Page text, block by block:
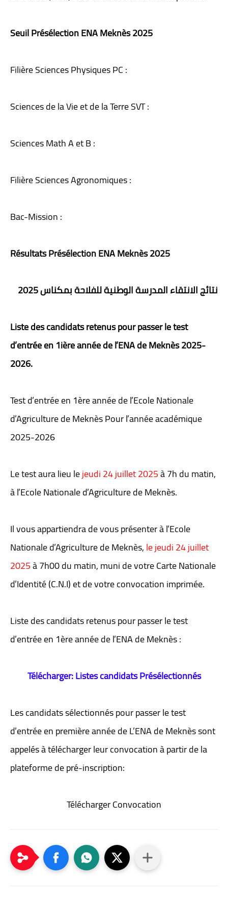
SeuilPrésélectionENA Meknès2025
Filière Sciences Physiques PC :
Sciences de la Vie et de la Terre SVT :
Sciences Math A et B :
Filière Sciences Agronomiques :
Bac-Mission :
RésultatsPrésélectionENA Meknès2025
نتائج الانتقاء المدرسة الوطنية للفلاحة بمكناس 2025
Liste des candidats retenus pour passer le test
d’entrée en 1ière année de l’ENA de Meknès 2025-
2026.
Test d’entrée en 1ère année de l’Ecole Nationale
d’Agriculture de Meknès Pour l’année académique
2025-2026
Le test aura lieu lejeudi 24 juillet 2025à 7h du matin,
à l’Ecole Nationale d’Agriculture de Meknès.
Il vous appartiendra de vous présenter à l’Ecole
Nationale d’Agriculture de Meknès,le jeudi 24 juillet
2025à 7h00 du matin, muni de votre Carte Nationale
d’Identité (C.N.I) et de votre convocation imprimée.
Liste des candidats retenus pour passer le test
d’entrée en 1ère année de l’ENA de Meknès :
Télécharger: Listes candidats Présélectionnés
Les candidats sélectionnés pour passer le test
d’entrée en première année de L’ENA de Meknès sont
appelés à télécharger leur convocation à partir de la
plateforme de pré-inscription:
Télécharger Convocation